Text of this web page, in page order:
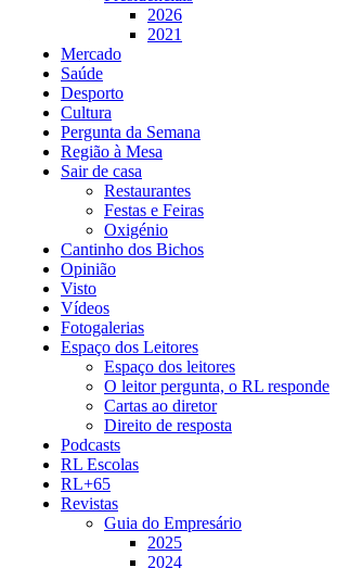
2026
2021
Mercado
Saúde
Desporto
Cultura
Pergunta da Semana
Região à Mesa
Sair de casa
Restaurantes
Festas e Feiras
Oxigénio
Cantinho dos Bichos
Opinião
Visto
Vídeos
Fotogalerias
Espaço dos Leitores
Espaço dos leitores
O leitor pergunta, o RL responde
Cartas ao diretor
Direito de resposta
Podcasts
RL Escolas
RL+65
Revistas
Guia do Empresário
2025
2024